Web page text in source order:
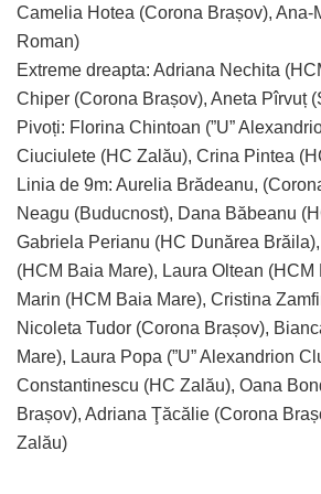
Camelia Hotea (Corona Brașov), Ana-
Roman)
Extreme dreapta: Adriana Nechita
Chiper (Corona Brașov), Aneta Pîrvuț
Pivoți: Florina Chintoan (”U”
Ciuciulete (HC Zalău), Crina Pintea
Linia de 9m: Aurelia Brădeanu,
Neagu (Buducnost), Dana Băbeanu
Gabriela Perianu (HC Dunărea
(HCM Baia Mare), Laura Oltean
Marin (HCM Baia Mare), Cristina
Nicoleta Tudor (Corona Brașov),
Mare), Laura Popa (”U” Alexandrion
Constantinescu (HC Zalău), Oana
Brașov), Adriana Ţăcălie (Corona
Zalău)